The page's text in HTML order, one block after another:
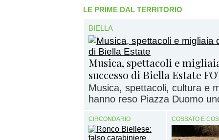
LE PRIME DAL TERRITORIO
BIELLA
Musica, spettacoli e
successo di Biella Estate
Musica, spettacoli, cultura e
hanno reso Piazza Duomo
CIRCONDARIO COSSATO E